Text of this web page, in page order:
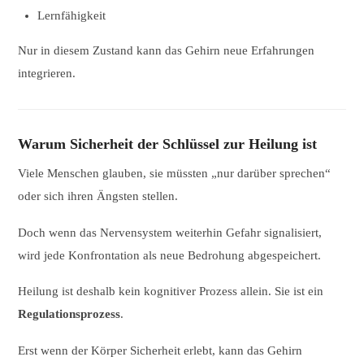
Lernfähigkeit
Nur in diesem Zustand kann das Gehirn neue Erfahrungen
integrieren.
Warum Sicherheit der Schlüssel zur Heilung ist
Viele Menschen glauben, sie müssten „nur darüber sprechen“
oder sich ihren Ängsten stellen.
Doch wenn das Nervensystem weiterhin Gefahr signalisiert,
wird jede Konfrontation als neue Bedrohung abgespeichert.
Heilung ist deshalb kein kognitiver Prozess allein. Sie ist ein
Regulationsprozess.
Erst wenn der Körper Sicherheit erlebt, kann das Gehirn